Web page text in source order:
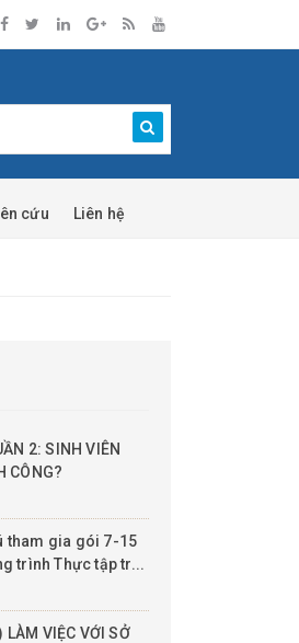
cứu Liên hệ
2: SINH VIÊN
CÔNG?
tham gia gói 7-15
trình Thực tập tr...
LÀM VIỆC VỚI SỞ